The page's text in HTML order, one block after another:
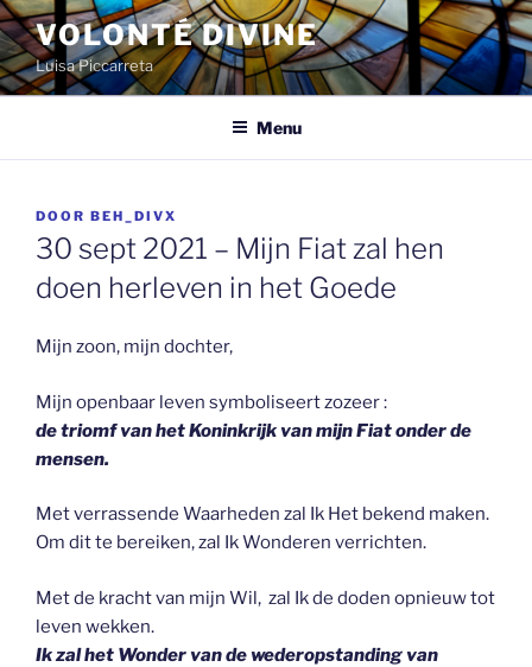
Spring
naar
de
inhoud
VOLONTÉ DIVINE
Luisa Piccarreta
Menu
GEPLAATST
OP
DOOR BEH_DIVX
30 sept 2021 – Mijn Fiat zal hen
doen herleven in het Goede
Mijn zoon, mijn dochter,
Mijn openbaar leven symboliseert zozeer :
de triomf van het Koninkrijk van mijn Fiat onder de
mensen.
Met verrassende Waarheden zal Ik Het bekend maken.
Om dit te bereiken, zal Ik Wonderen verrichten.
Met de kracht van mijn Wil, zal Ik de doden opnieuw tot
leven wekken.
Ik zal het Wonder van de wederopstanding van